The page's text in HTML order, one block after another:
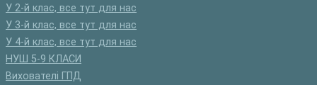
У 2-й клас, все тут для нас
У 3-й клас, все тут для нас
У 4-й клас, все тут для нас
НУШ 5-9 КЛАСИ
Вихователі ГПД